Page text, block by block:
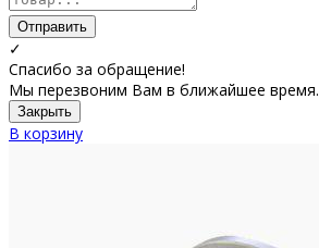
Отправить
✓
Спасибо за обращение!
Мы перезвоним Вам в ближайшее время.
Закрыть
В корзину